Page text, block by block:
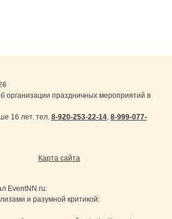
организации праздничных мероприятий в
16 лет. тел. 8-920-253-22-14, 8-999-077-
Карта сайта
EventNN.ru:
и разумной критикой: